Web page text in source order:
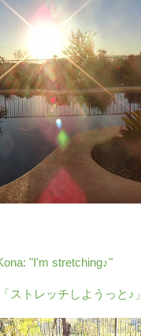
"I'm stretching♪"
ストレッチしようっと♪」